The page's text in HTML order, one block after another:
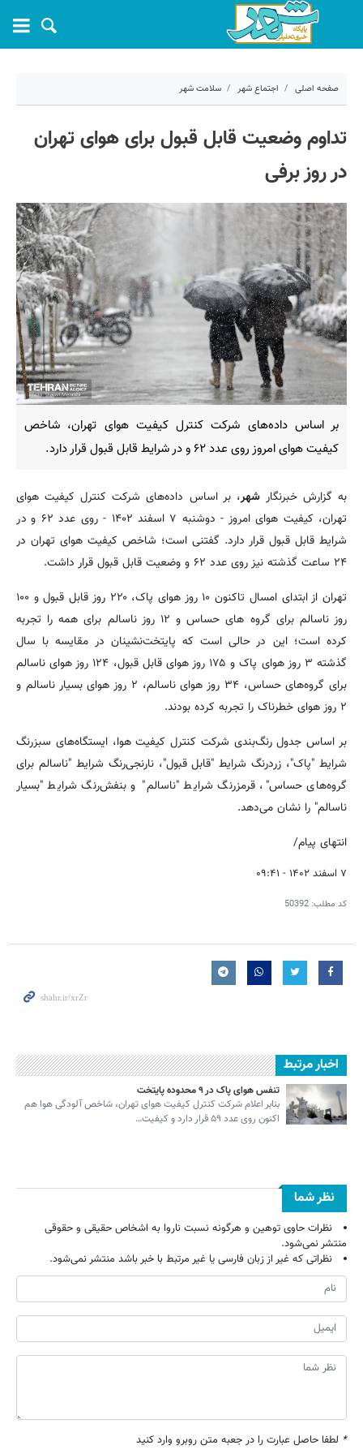
صفحه اصلی اجتماع شهر سلامت شهر
کد مطلب:
تداوم وضعیت قابل قبول برای هوای تهران
در روز برفی
بر اساس داده‌های شرکت کنترل کیفیت هوای تهران، شاخص
کیفیت هوای امروز روی عدد ۶۲ و در شرایط قابل قبول قرار دارد.
به گزارش خبرنگارشهر، بر اساس داده‌های شرکت کنترل کیفیت هوای
تهران، کیفیت هوای امروز - دوشنبه ۷ اسفند ۱۴۰۲ - روی عدد ۶۲ و در
شرایط قابل قبول قرار دارد. گفتنی است؛ شاخص کیفیت هوای تهران در
۲۴ ساعت گذشته نیز روی عدد ۶۲ و وضعیت قابل قبول قرار داشت.
تهران از ابتدای امسال تاکنون ۱۰ روز هوای پاک، ۲۲۰ روز قابل قبول و ۱۰۰
روز ناسالم برای گروه های حساس و ۱۲ روز ناسالم برای همه را تجربه
کرده است؛ این در حالی است که پایتخت‌نشینان در مقایسه با سال
گذشته ۳ روز هوای پاک و ۱۷۵ روز هوای قابل قبول، ۱۲۴ روز هوای ناسالم
برای گروه‌های حساس، ۳۴ روز هوای ناسالم، ۲ روز هوای بسیار ناسالم و
۲ روز هوای خطرناک را تجربه کرده بودند.
بر اساس جدول رنگ‌بندی شرکت کنترل کیفیت هوا، ایستگاه‌های سبزرنگ
شرایط "پاک"، زردرنگ شرایط "قابل قبول"، نارنجی‌رنگ شرایط "ناسالم برای
گروه‌های حساس"، قرمزرنگ شرایط "ناسالم" و بنفش‌رنگ شرایط "بسیار
ناسالم" را نشان می‌دهد.
انتهای پیام/
۷ اسفند ۱۴۰۲ - ۰۹:۴۱
کد مطلب: 50392
اخبار مرتبط
تنفس هوای پاک در ۹ محدوده پایتخت
بنابر اعلام شرکت کنترل کیفیت هوای تهران، شاخص آلودگی هوا هم
اکنون روی عدد ۵۹ قرار دارد و کیفیت…
نظر شما
نظرات حاوی توهین و هرگونه نسبت ناروا به اشخاص حقیقی و حقوقی
منتشر نمی‌شود.
نظراتی که غیر از زبان فارسی یا غیر مرتبط با خبر باشد منتشر نمی‌شود.
* لطفا حاصل عبارت را در جعبه متن روبرو وارد کنید